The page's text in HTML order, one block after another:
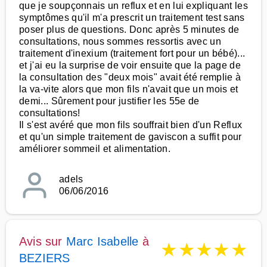
que je soupçonnais un reflux et en lui expliquant les
symptômes qu'il m'a prescrit un traitement test sans
poser plus de questions. Donc après 5 minutes de
consultations, nous sommes ressortis avec un
traitement d'inexium (traitement fort pour un bébé)...
et j'ai eu la surprise de voir ensuite que la page de
la consultation des "deux mois" avait été remplie à
la va-vite alors que mon fils n'avait que un mois et
demi... Sûrement pour justifier les 55e de
consultations!
Il s'est avéré que mon fils souffrait bien d'un Reflux
et qu'un simple traitement de gaviscon a suffit pour
améliorer sommeil et alimentation.
adels
06/06/2016
Avis sur Marc Isabelle à
BEZIERS
★★★★★